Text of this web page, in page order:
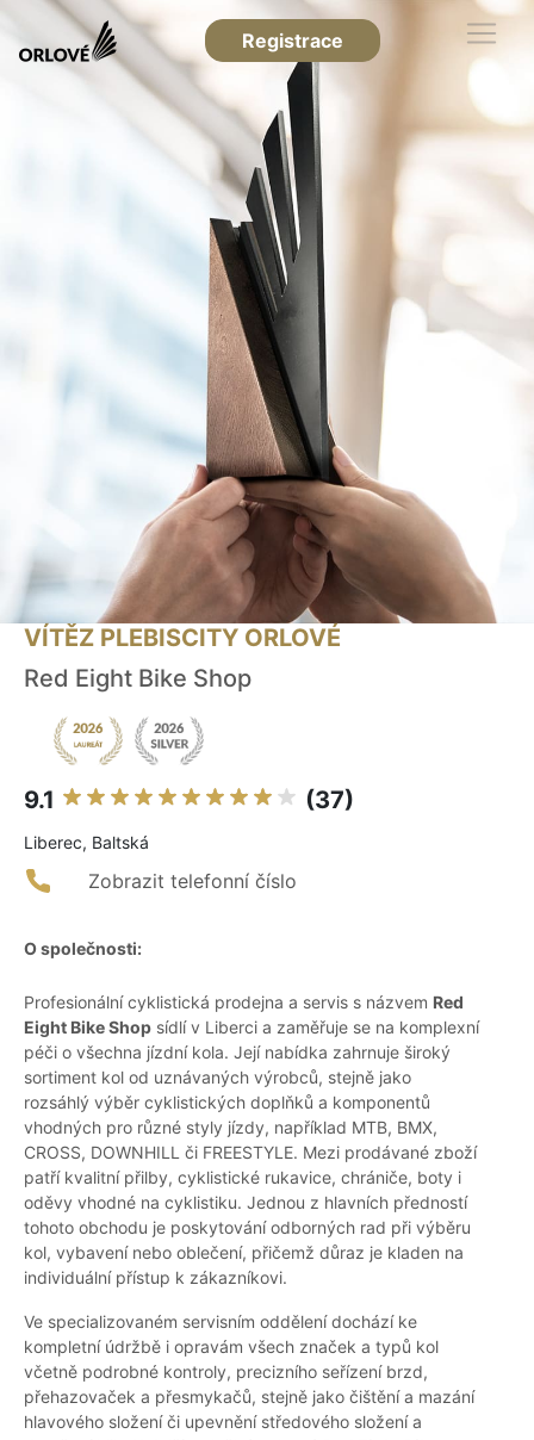
Registrace
VÍTĚZ PLEBISCITY ORLOVÉ
Red Eight Bike Shop
9.1 (37)
Liberec, Baltská
Zobrazit telefonní číslo
O společnosti:
Profesionální cyklistická prodejna a servis s názvem Red
Eight Bike Shop sídlí v Liberci a zaměřuje se na komplexní
péči o všechna jízdní kola. Její nabídka zahrnuje široký
sortiment kol od uznávaných výrobců, stejně jako
rozsáhlý výběr cyklistických doplňků a komponentů
vhodných pro různé styly jízdy, například MTB, BMX,
CROSS, DOWNHILL či FREESTYLE. Mezi prodávané zboží
patří kvalitní přilby, cyklistické rukavice, chrániče, boty i
oděvy vhodné na cyklistiku. Jednou z hlavních předností
tohoto obchodu je poskytování odborných rad při výběru
kol, vybavení nebo oblečení, přičemž důraz je kladen na
individuální přístup k zákazníkovi.
Ve specializovaném servisním oddělení dochází ke
kompletní údržbě i opravám všech značek a typů kol
včetně podrobné kontroly, precizního seřízení brzd,
přehazovaček a přesmykačů, stejně jako čištění a mazání
hlavového složení či upevnění středového složení a